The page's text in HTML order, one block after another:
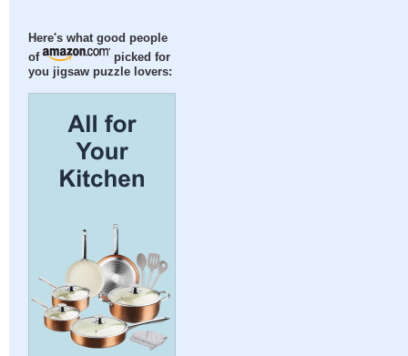
Here's what good people
of
picked for
you jigsaw puzzle lovers: